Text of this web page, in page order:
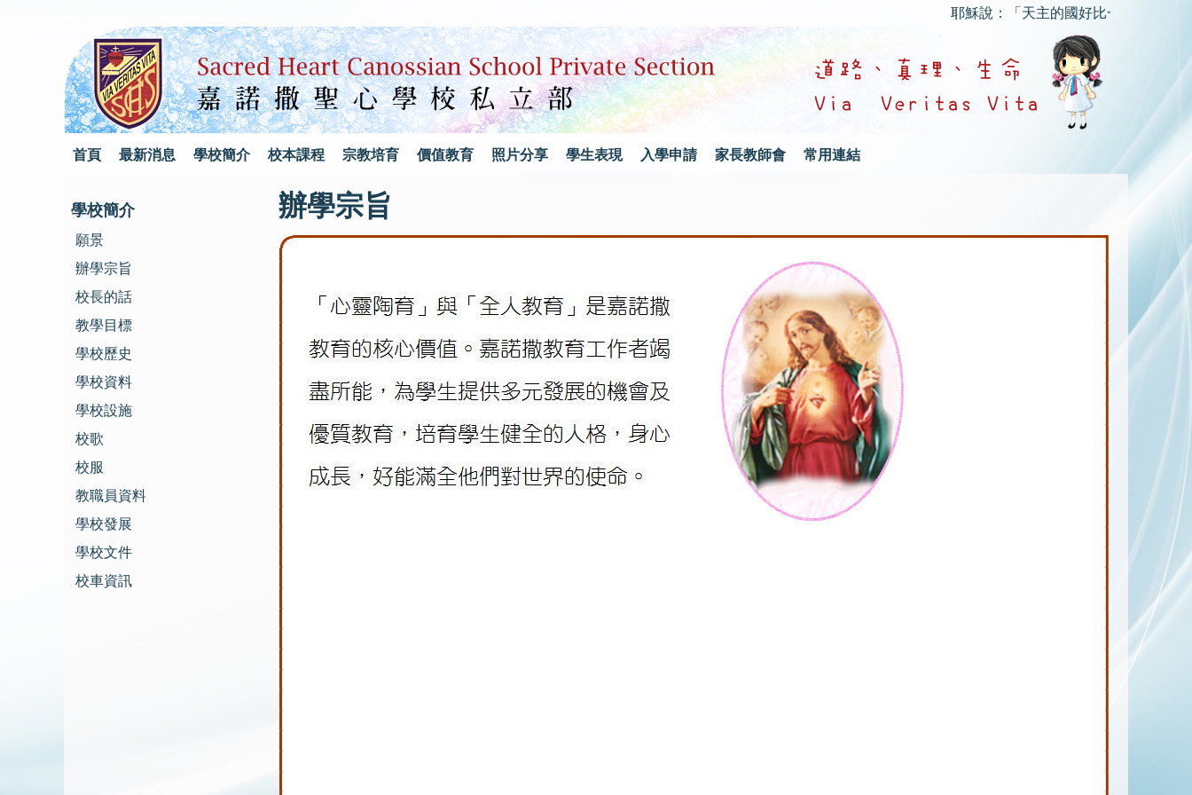
耶穌說：「天主的國好比一個人把種子
首頁 最新消息 學校簡介 校本課程 宗教培育 價值教育 照片分享 學生表現 入學申請 家長教師會 常用連結
學校簡介
願景
辦學宗旨
校長的話
教學目標
學校歷史
學校資料
學校設施
校歌
校服
教職員資料
學校發展
學校文件
校車資訊
辦學宗旨